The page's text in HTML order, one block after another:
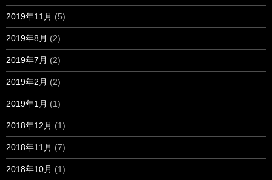
2019年11月 (5)
2019年8月 (2)
2019年7月 (2)
2019年2月 (2)
2019年1月 (1)
2018年12月 (1)
2018年11月 (7)
2018年10月 (1)